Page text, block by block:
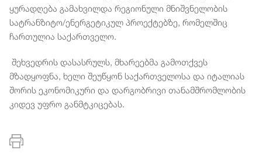
ყურადღება გამახვილდა რეგიონული მნიშვნელობის
სატრანზიტო/ენერგეტიკულ პროექტებზე, რომელშიც
ჩართულია საქართველო.
შეხვედრის დასასრულს, მხარეებმა გამოთქვეს
მზადყოფნა, ხელი შეუწყონ საქართველოსა და იტალიას
შორის ეკონომიკური და დარგობრივი თანამშრომლობის
კიდევ უფრო განმტკიცებას.